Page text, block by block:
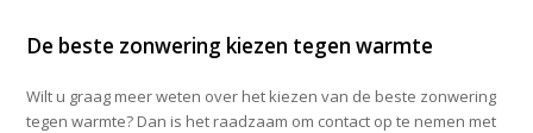
De beste zonwering kiezen tegen warmte
Wilt u graag meer weten over het kiezen van de beste zonwering
tegen warmte? Dan is het raadzaam om contact op te nemen met